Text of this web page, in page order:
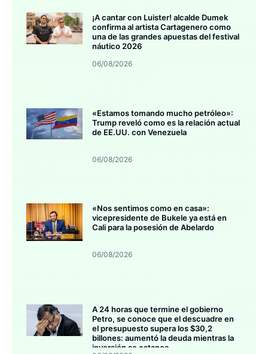
¡A cantar con Luister! alcalde Dumek
confirma al artista Cartagenero como
una de las grandes apuestas del festival
náutico 2026
06/08/2026
«Estamos tomando mucho petróleo»:
Trump reveló como es la relación actual
de EE.UU. con Venezuela
06/08/2026
«Nos sentimos como en casa»:
vicepresidente de Bukele ya está en
Cali para la posesión de Abelardo
06/08/2026
A 24 horas que termine el gobierno
Petro, se conoce que el descuadre en
el presupuesto supera los $30,2
billones: aumentó la deuda mientras la
inversión se estanca